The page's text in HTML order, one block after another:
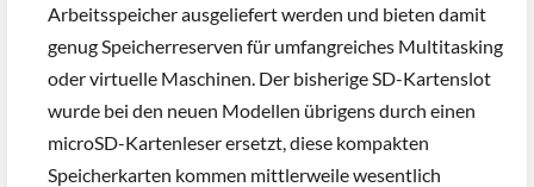
Arbeitsspeicher ausgeliefert werden und bieten damit
genug Speicherreserven für umfangreiches Multitasking
oder virtuelle Maschinen. Der bisherige SD-Kartenslot
wurde bei den neuen Modellen übrigens durch einen
microSD-Kartenleser ersetzt, diese kompakten
Speicherkarten kommen mittlerweile wesentlich